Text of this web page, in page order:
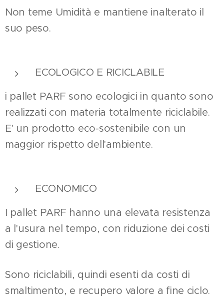
Non teme Umidità e mantiene inalterato il
suo peso.
ECOLOGICO E RICICLABILE
i pallet PARF sono ecologici in quanto sono
realizzati con materia totalmente riciclabile.
E' un prodotto eco-sostenibile con un
maggior rispetto dell'ambiente.
ECONOMICO
I pallet PARF hanno una elevata resistenza
a l'usura nel tempo, con riduzione dei costi
di gestione.
Sono riciclabili, quindi esenti da costi di
smaltimento, e recupero valore a fine ciclo.